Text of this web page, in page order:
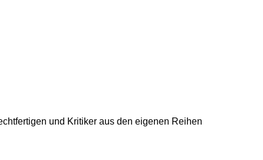
und Kritiker aus den eigenen Reihen